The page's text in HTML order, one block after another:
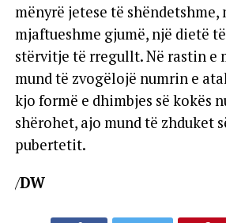
mënyrë jetese të shëndetshme,
mjaftueshme gjumë, një dietë
stërvitje të rregullt. Në rastin e
mund të zvogëlojë numrin e
kjo formë e dhimbjes së kokës
shërohet, ajo mund të zhduket
pubertetit.
/DW